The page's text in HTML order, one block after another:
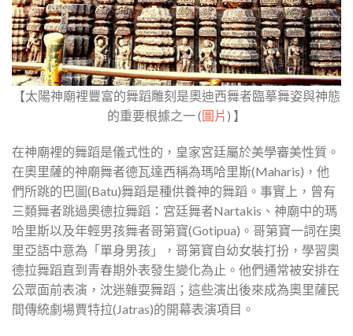
【太陽神廟裡豐富的舞蹈雕刻是奧迪西舞者臨摹舞姿與神態
的重要根據之一 (圖片 ) 】
在神廟裡的舞蹈是儀式性的，皇家宮廷屬於美學審美性質。
在奧里薩的神廟舞者德瓦達西稱為瑪哈里斯(Maharis)，他
們所跳的巴圖(Batu)舞蹈是種供養神的舞蹈。事實上，曾有
三類舞者跳過奧德拉舞蹈：宮廷舞者Nartakis、神廟中的瑪
哈里斯以及年輕男孩舞者哥第寶(Gotipua)。哥第寶一詞在奧
里亞語中意為「單身男孩」，哥第寶自幼女裝打扮，學習奧
德拉舞蹈直到青春期外表發生變化為止。他們通常被安排在
公眾面前表演，沈迷雜耍舞蹈；這些演出後來成為奧里薩民
間傳統劇場賈特拉(Jatras)的開幕表演項目。